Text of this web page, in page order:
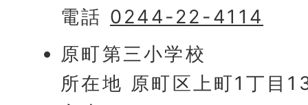
電話 0244-22-4114
原町第三小学校
所在地 原町区上町1丁目